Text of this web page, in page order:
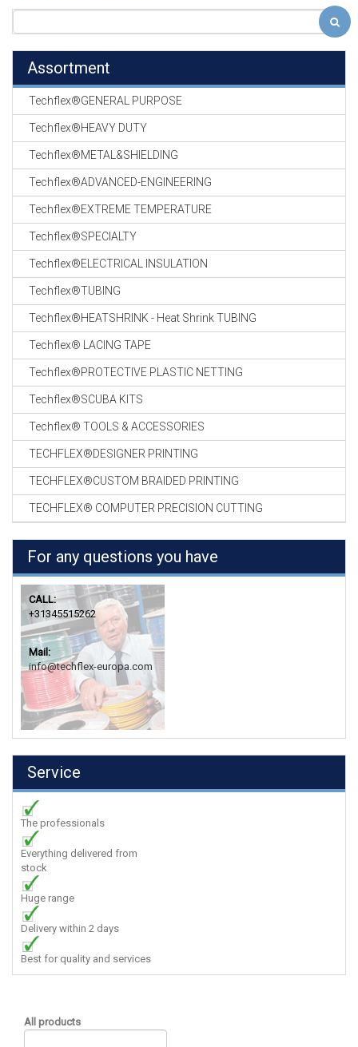
Assortment
Techflex®GENERAL PURPOSE
Techflex®HEAVY DUTY
Techflex®METAL&SHIELDING
Techflex®ADVANCED-ENGINEERING
Techflex®EXTREME TEMPERATURE
Techflex®SPECIALTY
Techflex®ELECTRICAL INSULATION
Techflex®TUBING
Techflex®HEATSHRINK - Heat Shrink TUBING
Techflex® LACING TAPE
Techflex®PROTECTIVE PLASTIC NETTING
Techflex®SCUBA KITS
Techflex® TOOLS & ACCESSORIES
TECHFLEX®DESIGNER PRINTING
TECHFLEX®CUSTOM BRAIDED PRINTING
TECHFLEX® COMPUTER PRECISION CUTTING
For any questions you have
CALL:
+31345515262
Mail:
info@techflex-europa.com
Service
The professionals
Everything delivered from
stock
Huge range
Delivery within 2 days
Best for quality and services
All products